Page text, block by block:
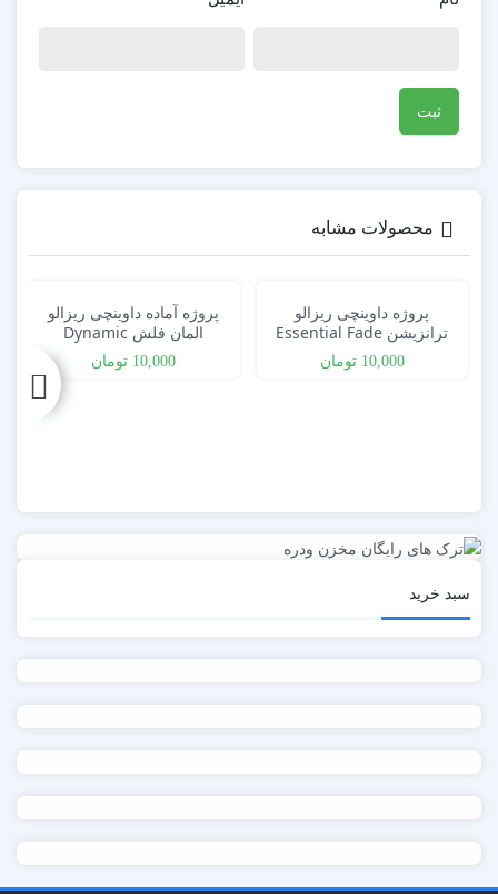
محصولات مشابه
پروژه داوینچی ریزالو
ترانزیشن Essential Fade
Transitions
10,000 تومان
پروژه آماده داوینچی ریزالو
المان فلش Dynamic
ELECTRIC Elements
10,000 تومان
سبد خرید